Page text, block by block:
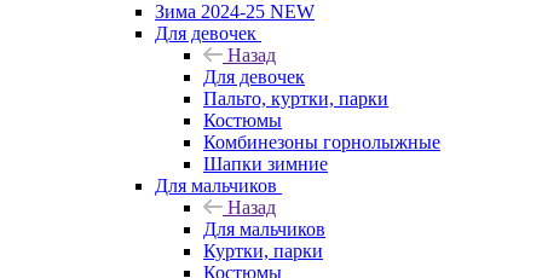
Зима 2024-25 NEW
Для девочек
Назад
Для девочек
Пальто, куртки, парки
Костюмы
Комбинезоны горнолыжные
Шапки зимние
Для мальчиков
Назад
Для мальчиков
Куртки, парки
Костюмы